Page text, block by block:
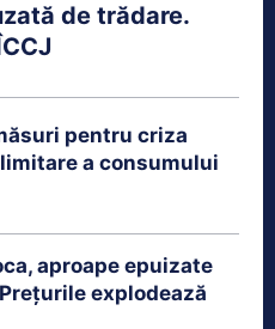
de trădare.
pentru criza
a consumului
aproape epuizate
explodează